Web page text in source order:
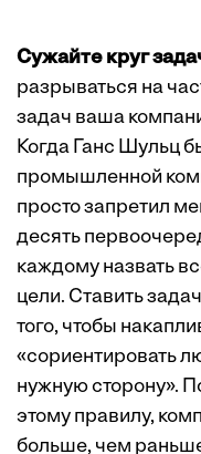
Сужайте круг
разрываться на
задач ваша
Когда Ганс Шульц
промышленной
просто запретил
десять
каждому назвать
цели. Ставить
того, чтобы
«сориентировать
нужную сторону».
этому правилу,
больше, чем